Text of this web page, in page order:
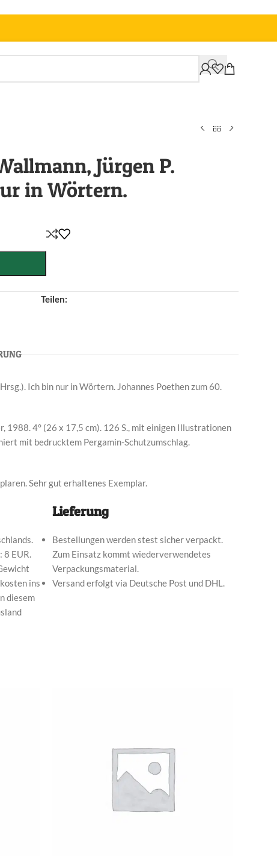
Jürgen P.
in Wörtern.
Teilen:
Ich bin nur in Wörtern. Johannes Poethen zum 60.
1988. 4° (26 x 17,5 cm). 126 S., mit einigen Illustrationen
mit bedrucktem Pergamin-Schutzumschlag.
Sehr gut erhaltenes Exemplar.
EUR.
ins
diesem
Lieferung
Bestellungen werden stest sicher verpackt.
Zum Einsatz kommt wiederverwendetes
Verpackungsmaterial.
Versand erfolgt via Deutsche Post und DHL.